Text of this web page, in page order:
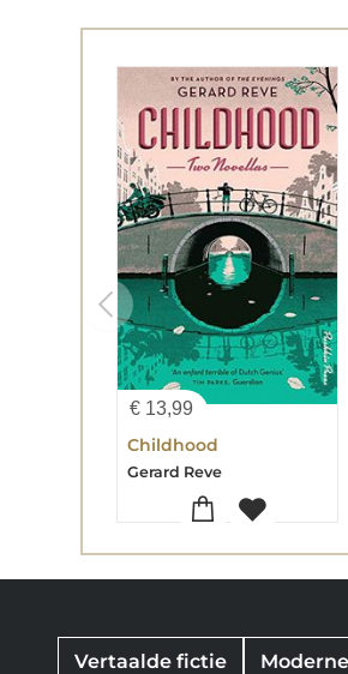
€ 13,99
Childhood
Gerard Reve
Vertaalde fictie